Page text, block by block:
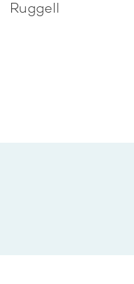
Ruggell